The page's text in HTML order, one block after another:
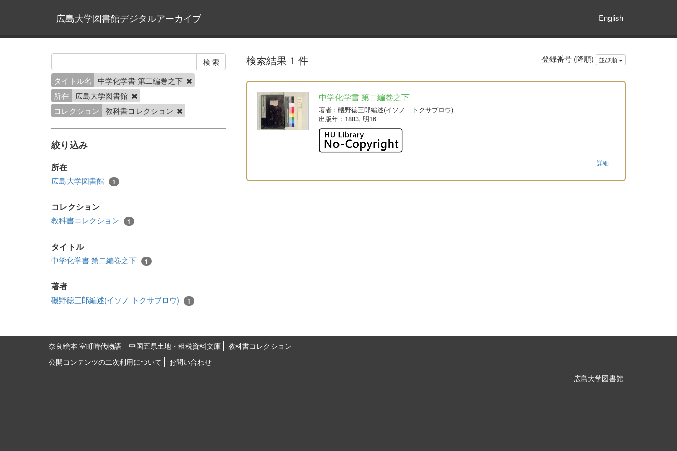
広島大学図書館デジタルアーカイブ English
タイトル名
中学化学書 第二編巻之下
所在
広島大学図書館
コレクション
教科書コレクション
絞り込み
所在
広島大学図書館 1
コレクション
教科書コレクション 1
タイトル
中学化学書 第二編巻之下 1
著者
磯野徳三郎編述(イソノ トクサブロウ) 1
検索結果 1 件 登録番号 (降順) 並び順
中学化学書 第二編巻之下
著者: 磯野徳三郎編述(イソノ トクサブロウ)
出版年: 1883, 明16
詳細
奈良絵本 室町時代物語 中国五県土地・租税資料文庫
教科書コレクション
公開コンテンツの二次利用について
お問い合わせ
広島大学図書館